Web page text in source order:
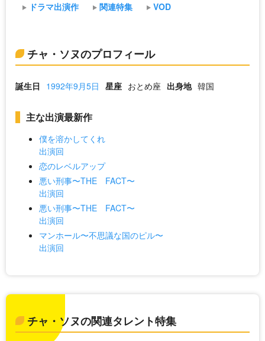
ドラマ出演作 関連特集 VOD
チャ・ソヌのプロフィール
誕生日 1992年9月5日 星座 おとめ座 出身地 韓国
主な出演最新作
僕を溶かしてくれ
出演回
恋のレベルアップ
悪い刑事〜THE FACT〜
出演回
悪い刑事〜THE FACT〜
出演回
マンホール〜不思議な国のピル〜
出演回
チャ・ソヌの関連タレント特集